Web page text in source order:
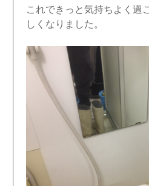
これできっと気持ちよく過
しくなりました。